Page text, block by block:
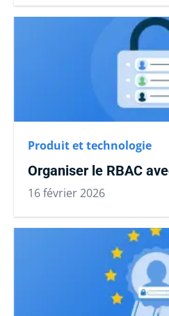
Produit et technologie
Organiser le RBAC
16 février 2026